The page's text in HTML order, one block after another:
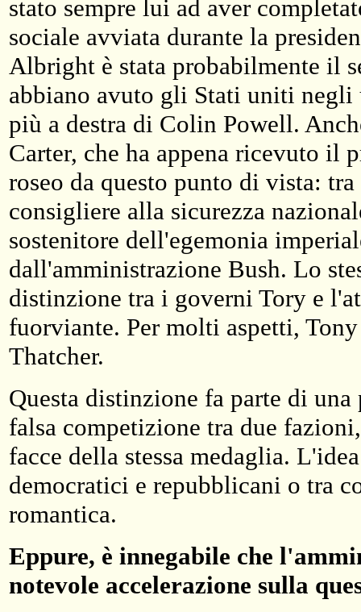
stato sempre lui ad aver
sociale avviata durante la
Albright è stata probabilmente il
abbiano avuto gli Stati uniti negli
più a destra di Colin Powell.
Carter, che ha appena ricevuto il
roseo da questo punto di vista:
consigliere alla sicurezza
sostenitore dell'egemonia
dall'amministrazione Bush. Lo
distinzione tra i governi Tory e
fuorviante. Per molti aspetti,
Thatcher.
Questa distinzione fa parte di
falsa competizione tra due
facce della stessa medaglia.
democratici e repubblicani o tra
romantica.
Eppure, è innegabile che
notevole accelerazione sulla